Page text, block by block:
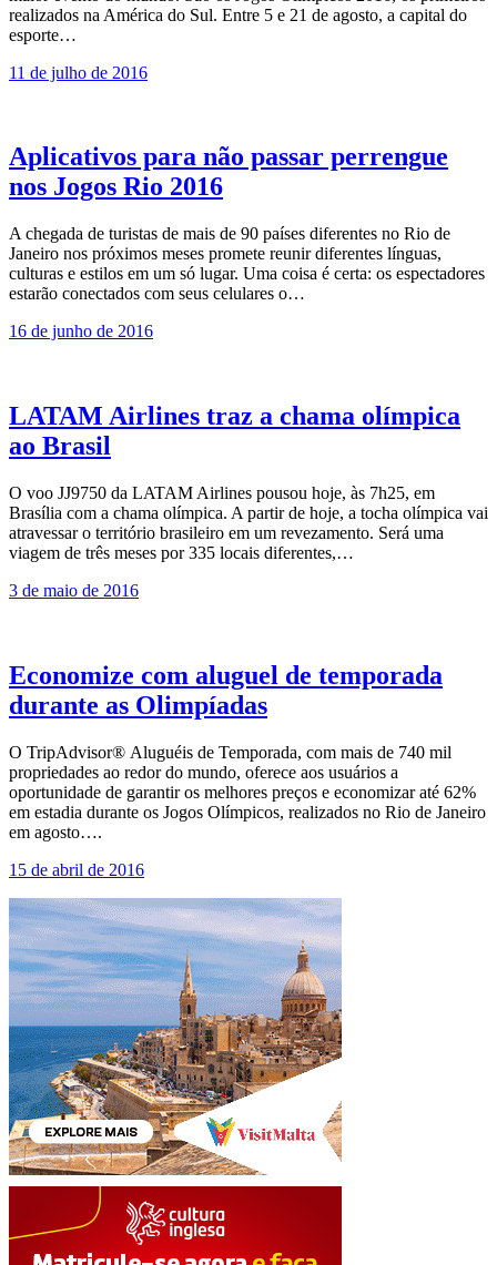
realizados na América do Sul. Entre 5 e 21 de agosto, a capital do
esporte…
11 de julho de 2016
Aplicativos para não passar perrengue
nos Jogos Rio 2016
A chegada de turistas de mais de 90 países diferentes no Rio de
Janeiro nos próximos meses promete reunir diferentes línguas,
culturas e estilos em um só lugar. Uma coisa é certa: os espectadores
estarão conectados com seus celulares o…
16 de junho de 2016
LATAM Airlines traz a chama olímpica
ao Brasil
O voo JJ9750 da LATAM Airlines pousou hoje, às 7h25, em
Brasília com a chama olímpica. A partir de hoje, a tocha olímpica vai
atravessar o território brasileiro em um revezamento. Será uma
viagem de três meses por 335 locais diferentes,…
3 de maio de 2016
Economize com aluguel de temporada
durante as Olimpíadas
O TripAdvisor® Aluguéis de Temporada, com mais de 740 mil
propriedades ao redor do mundo, oferece aos usuários a
oportunidade de garantir os melhores preços e economizar até 62%
em estadia durante os Jogos Olímpicos, realizados no Rio de Janeiro
em agosto….
15 de abril de 2016